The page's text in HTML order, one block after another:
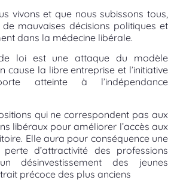
vivons et que nous subissons tous,
mauvaises décisions politiques et
dans la médecine libérale.
loi est une attaque du modèle
cause la libre entreprise et l’initiative
atteinte à l’indépendance
qui ne correspondent pas aux
libéraux pour améliorer l’accès aux
Elle aura pour conséquence une
d’attractivité des professions
désinvestissement des jeunes
précoce des plus anciens